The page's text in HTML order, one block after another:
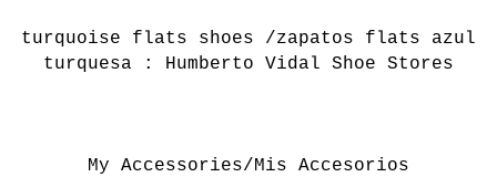
turquoise flats shoes /zapatos flats azul
turquesa : Humberto Vidal Shoe Stores
My Accessories/Mis Accesorios